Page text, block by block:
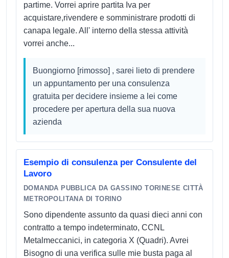
partime. Vorrei aprire partita Iva per
acquistare,rivendere e somministrare prodotti di
canapa legale. All' interno della stessa attività
vorrei anche...
Buongiorno [rimosso] , sarei lieto di prendere
un appuntamento per una consulenza
gratuita per decidere insieme a lei come
procedere per apertura della sua nuova
azienda
Esempio di consulenza per Consulente del
Lavoro
DOMANDA PUBBLICA DA GASSINO TORINESE CITTÀ
METROPOLITANA DI TORINO
Sono dipendente assunto da quasi dieci anni con
contratto a tempo indeterminato, CCNL
Metalmeccanici, in categoria X (Quadri). Avrei
Bisogno di una verifica sulle mie busta paga al